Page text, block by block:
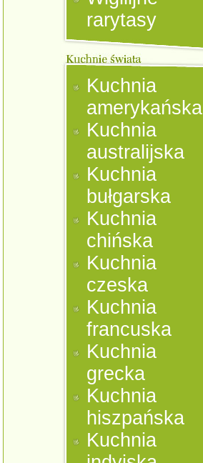
rarytasy
Kuchnia
amerykańska
Kuchnia
australijska
Kuchnia
bułgarska
Kuchnia
chińska
Kuchnia
czeska
Kuchnia
francuska
Kuchnia
grecka
Kuchnia
hiszpańska
Kuchnia